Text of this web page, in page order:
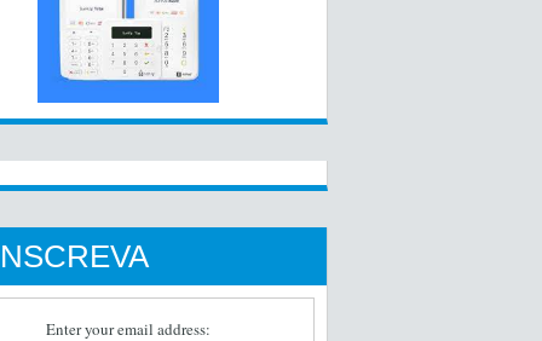
Enter your email address: